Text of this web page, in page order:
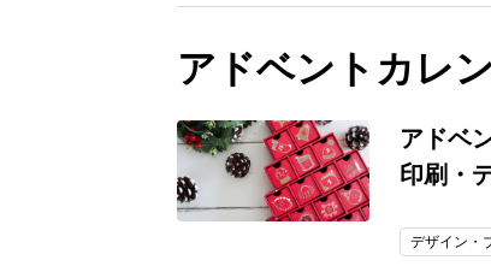
アドベントカレ
アドベ
印刷・
デザイン・